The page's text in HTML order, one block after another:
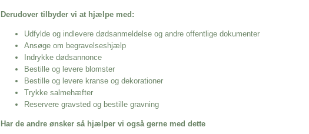
Derudover tilbyder vi at hjælpe med:
Udfylde og indlevere dødsanmeldelse og andre offentlige dokumenter
Ansøge om begravelseshjælp
Indrykke dødsannonce
Bestille og levere blomster
Bestille og levere kranse og dekorationer
Trykke salmehæfter
Reservere gravsted og bestille gravning
Har de andre ønsker så hjælper vi også gerne med dette